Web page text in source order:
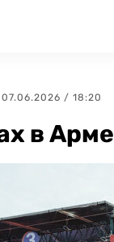
| 07.06.2026 / 18:20
в